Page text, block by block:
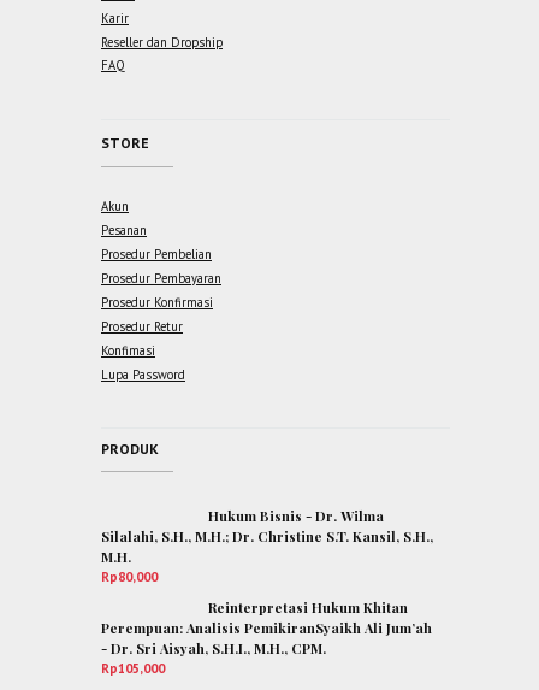
Karir
Reseller dan Dropship
FAQ
STORE
Akun
Pesanan
Prosedur Pembelian
Prosedur Pembayaran
Prosedur Konfirmasi
Prosedur Retur
Konfimasi
Lupa Password
PRODUK
Hukum Bisnis - Dr. Wilma
Silalahi, S.H., M.H.; Dr. Christine S.T. Kansil, S.H.,
M.H.
Rp80,000
Reinterpretasi Hukum Khitan
Perempuan: Analisis PemikiranSyaikh Ali Jum’ah
- Dr. Sri Aisyah, S.H.I., M.H., CPM.
Rp105,000